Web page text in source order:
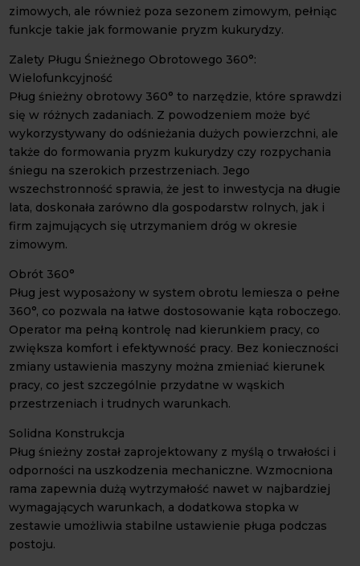
zimowych, ale również poza sezonem zimowym, pełniąc
funkcje takie jak formowanie pryzm kukurydzy.
Zalety Pługu Śnieżnego Obrotowego 360°:
Wielofunkcyjność
Pług śnieżny obrotowy 360° to narzędzie, które sprawdzi
się w różnych zadaniach. Z powodzeniem może być
wykorzystywany do odśnieżania dużych powierzchni, ale
także do formowania pryzm kukurydzy czy rozpychania
śniegu na szerokich przestrzeniach. Jego
wszechstronność sprawia, że jest to inwestycja na długie
lata, doskonała zarówno dla gospodarstw rolnych, jak i
firm zajmujących się utrzymaniem dróg w okresie
zimowym.
Obrót 360°
Pług jest wyposażony w system obrotu lemiesza o pełne
360°, co pozwala na łatwe dostosowanie kąta roboczego.
Operator ma pełną kontrolę nad kierunkiem pracy, co
zwiększa komfort i efektywność pracy. Bez konieczności
zmiany ustawienia maszyny można zmieniać kierunek
pracy, co jest szczególnie przydatne w wąskich
przestrzeniach i trudnych warunkach.
Solidna Konstrukcja
Pług śnieżny został zaprojektowany z myślą o trwałości i
odporności na uszkodzenia mechaniczne. Wzmocniona
rama zapewnia dużą wytrzymałość nawet w najbardziej
wymagających warunkach, a dodatkowa stopka w
zestawie umożliwia stabilne ustawienie pługa podczas
postoju.